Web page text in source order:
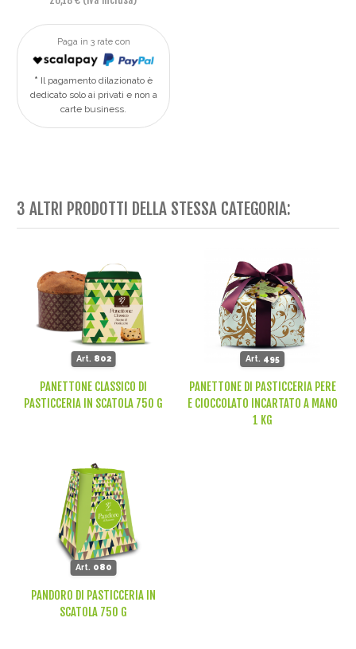
Paga in 3 rate con
Il pagamento dilazionato è
dedicato solo ai privati e non a
carte business.
3 ALTRI PRODOTTI DELLA STESSA CATEGORIA:
Art. 802
PANETTONE CLASSICO DI
PASTICCERIA IN SCATOLA 750 G
Art. 495
PANETTONE DI PASTICCERIA PERE
E CIOCCOLATO INCARTATO A MANO
1 KG
Art. 080
PANDORO DI PASTICCERIA IN
SCATOLA 750 G